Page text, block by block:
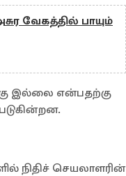
வேகத்தில் பாயும்
இல்லை என்பதற்கு
நிதிச் செயலாளரின்